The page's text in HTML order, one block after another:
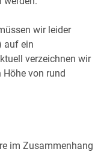
wir leider
auf ein
verzeichnen wir
von rund
im Zusammenhang